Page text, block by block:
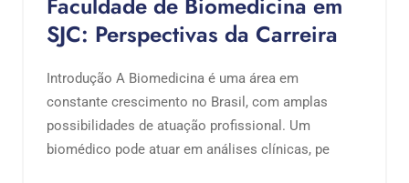
SJC: Perspectivas da Carreira
Introdução A Biomedicina é uma área em
constante crescimento no Brasil, com amplas
possibilidades de atuação profissional. Um
biomédico pode atuar em análises clínicas, pe